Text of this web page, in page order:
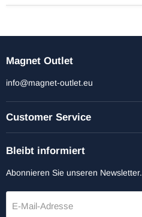
Magnet Outlet
info@magnet-outlet.eu
Customer Service
Bleibt informiert
Abonnieren Sie unseren Newsletter.
E-Mail-Adresse